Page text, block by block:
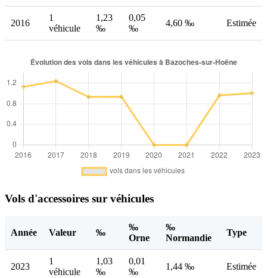
2016
1
véhicule
1,23
‰
0,05
‰
4,60 ‰ Estimée
Vols d'accessoires sur véhicules
Année Valeur ‰
‰
Orne
‰
Normandie
Type
2023
1
véhicule
1,03
‰
0,01
‰
1,44 ‰ Estimée